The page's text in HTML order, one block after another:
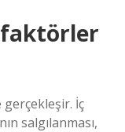
faktörler
İç
salgılanması,